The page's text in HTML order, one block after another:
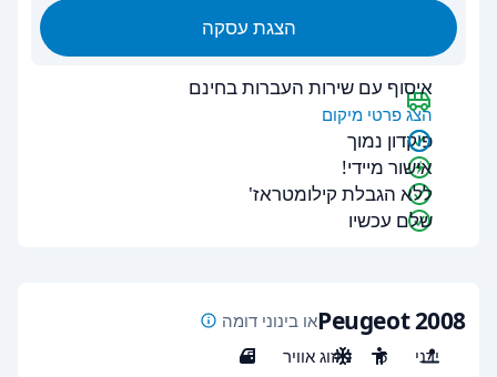
הצגת עסקה
איסוף עם שירות העברות בחינם
הצג פרטי מיקום
פיקדון נמוך
אישור מיידי!
ללא הגבלת קילומטראז'
שלם עכשיו
Peugeot 2008או בינוני דומה
ידני
5 מיזוג אוויר 5